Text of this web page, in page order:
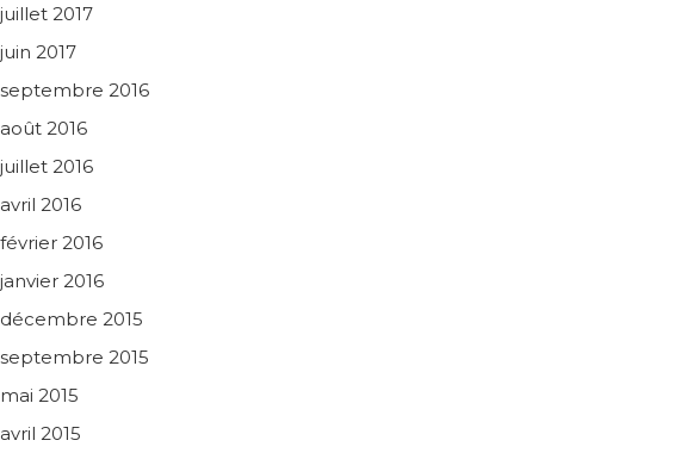
juillet 2017
juin 2017
septembre 2016
août 2016
juillet 2016
avril 2016
février 2016
janvier 2016
décembre 2015
septembre 2015
mai 2015
avril 2015